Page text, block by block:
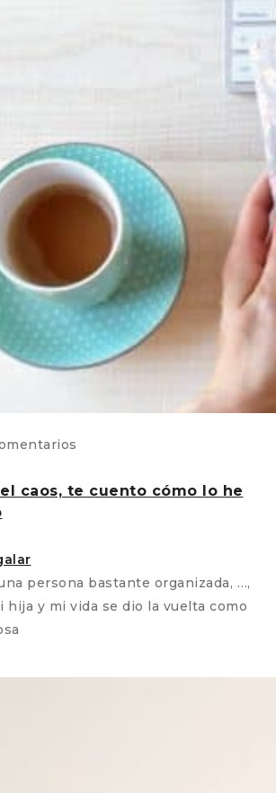
caos, te cuento cómo lo he
persona bastante organizada, …,
hija y mi vida se dio la vuelta como